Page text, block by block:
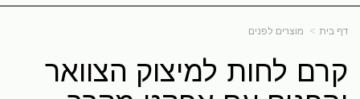
דף בית מוצרים לפנים
קרם לחות למיצוק הצוואר